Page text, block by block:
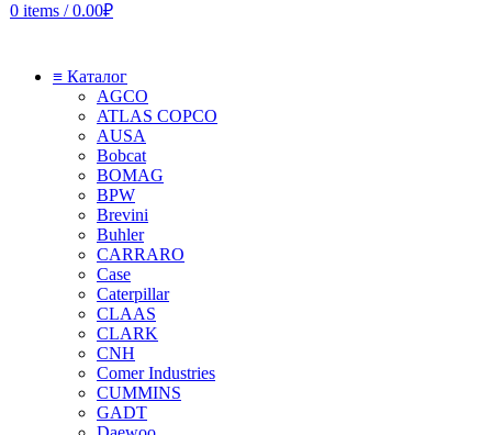
0 items / 0.00₽
≡ Каталог
AGCO
ATLAS COPCO
AUSA
Bobcat
BOMAG
BPW
Brevini
Buhler
CARRARO
Case
Caterpillar
CLAAS
CLARK
CNH
Comer Industries
CUMMINS
GADT